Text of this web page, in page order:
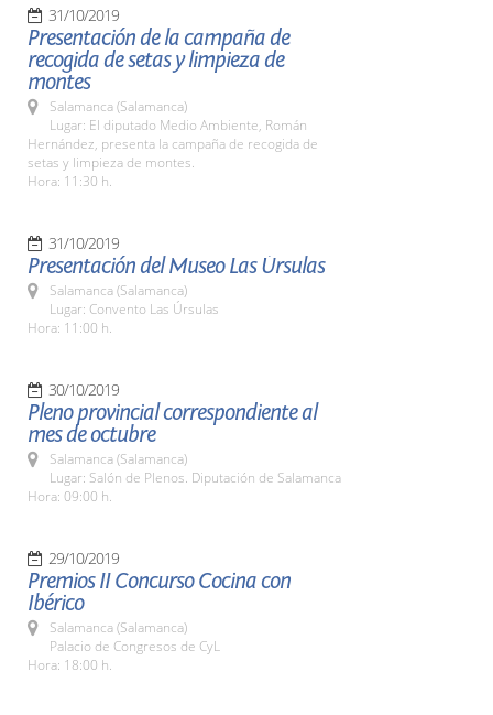
31/10/2019
Presentación de la campaña de
recogida de setas y limpieza de
montes
Salamanca (Salamanca)
Lugar: El diputado Medio Ambiente, Román
Hernández, presenta la campaña de recogida de
setas y limpieza de montes.
Hora: 11:30 h.
31/10/2019
Presentación del Museo Las Úrsulas
Salamanca (Salamanca)
Lugar: Convento Las Úrsulas
Hora: 11:00 h.
30/10/2019
Pleno provincial correspondiente al
mes de octubre
Salamanca (Salamanca)
Lugar: Salón de Plenos. Diputación de Salamanca
Hora: 09:00 h.
29/10/2019
Premios II Concurso Cocina con
Ibérico
Salamanca (Salamanca)
Palacio de Congresos de CyL
Hora: 18:00 h.